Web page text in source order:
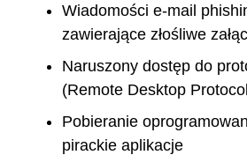
Wiadomości e-mail
zawierające złośliwe
Naruszony dostęp do
(Remote Desktop
Pobieranie
pirackie aplikacje